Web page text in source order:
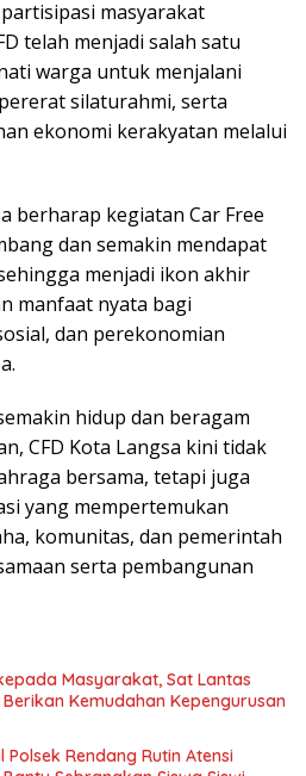
masyarakat
telah menjadi salah satu
warga untuk menjalani
silaturahmi, serta
ekonomi kerakyatan melalui
berharap kegiatan Car Free
dan semakin mendapat
menjadi ikon akhir
manfaat nyata bagi
dan perekonomian
hidup dan beragam
CFD Kota Langsa kini tidak
bersama, tetapi juga
yang mempertemukan
komunitas, dan pemerintah
serta pembangunan
Masyarakat, Sat Lantas
Kemudahan Kepengurusan
Rendang Rutin Atensi